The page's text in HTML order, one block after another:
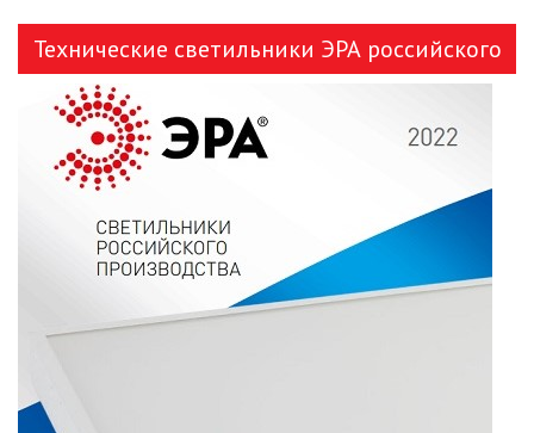
НАСТОЛЬНЫЕ СВЕТИЛЬНИКИ
НИЗКОВОЛЬТНОЕ
НОВОГОДНЕЕ ОСВЕЩЕНИЕ
ОТВЕРТКИ
ПАЯЛЬНОЕ ОБОРУДОВАНИЕ
Технические светильники ЭРА российского